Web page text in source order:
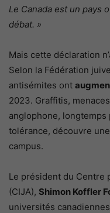
Le Canada est un pays
débat. »
Mais cette déclaration
Selon la Fédération
antisémites ont
2023. Graffitis,
anglophone,
tolérance, découvre
campus.
Le président du Centre
(CIJA), Shimon Koffler
universités